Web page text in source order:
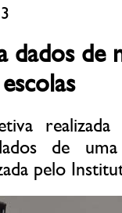
dados de
realizada
de
pelo